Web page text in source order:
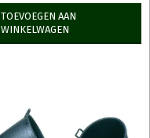
TOEVOEGEN AAN
WINKELWAGEN